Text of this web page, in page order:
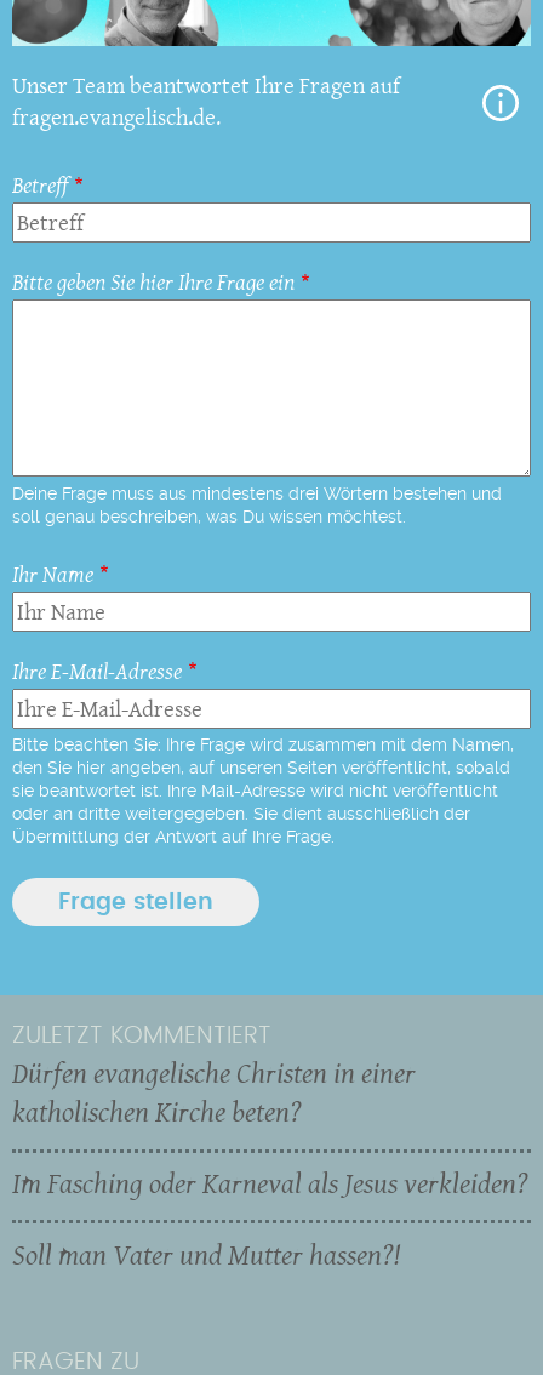
Unser Team beantwortet Ihre Fragen auf
fragen.evangelisch.de.
Betreff
Bitte geben Sie hier Ihre Frage ein
Deine Frage muss aus mindestens drei Wörtern bestehen und
soll genau beschreiben, was Du wissen möchtest.
Ihr Name
Ihre E-Mail-Adresse
Bitte beachten Sie: Ihre Frage wird zusammen mit dem Namen,
den Sie hier angeben, auf unseren Seiten veröffentlicht, sobald
sie beantwortet ist. Ihre Mail-Adresse wird nicht veröffentlicht
oder an dritte weitergegeben. Sie dient ausschließlich der
Übermittlung der Antwort auf Ihre Frage.
ZULETZT KOMMENTIERT
Dürfen evangelische Christen in einer
katholischen Kirche beten?
Im Fasching oder Karneval als Jesus verkleiden?
Soll man Vater und Mutter hassen?!
FRAGEN ZU